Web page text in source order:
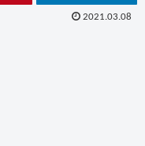
2021.03.08